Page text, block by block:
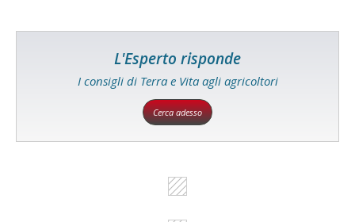
L'Esperto risponde
I consigli di Terra e Vita agli agricoltori
Cerca adesso